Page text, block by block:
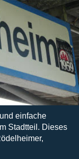
einfache
Stadtteil. Dieses